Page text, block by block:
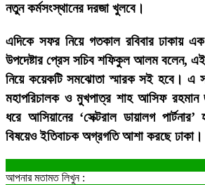
নতুন কর্মসংস্থানের দরজা খুলবে।
এদিকে সফর নিয়ে গতকাল রবিবার ঢাকায় এক
উপদেষ্টার প্রেস সচিব শফিকুল আলম বলেন,
নিয়ে কয়েকটি সমঝোতা স্মারক সই হবে। এ
মহাপরিচালক ও মুখপাত্র শাহ আসিফ রহমান
ধরে আসিয়ানের ‘সেক্টরাল ডায়ালগ
বিষয়েও ইতিবাচক অগ্রগতি আশা করছে ঢাকা।
আপনার মতামত লিখুন :